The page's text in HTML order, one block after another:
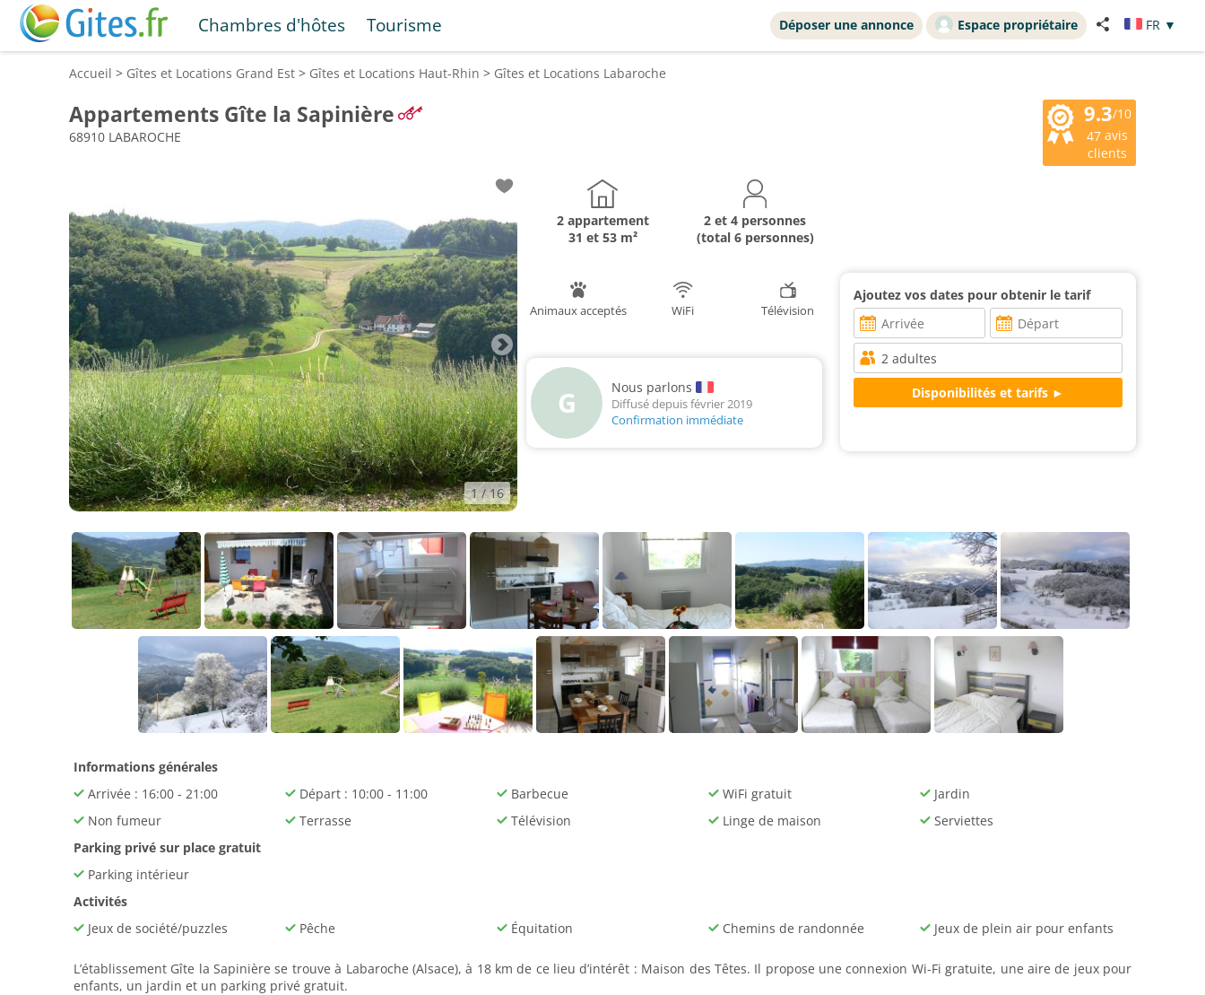
Chambres d'hôtes Tourisme Déposer une annonce Espace propriétaire FR ▼
Accueil > Gîtes et Locations Grand Est > Gîtes et Locations Haut-Rhin > Gîtes et Locations Labaroche
9.3/10
47 avis
clients
Appartements Gîte la Sapinière
68910 LABAROCHE
1/ 16
2 appartement
31 et 53 m²
2 et 4 personnes
(total 6 personnes)
Animaux acceptés WiFi Télévision
Ajoutez vos dates pour obtenir le tarif
G Nous parlons
Diffusé depuis février 2019
Confirmation immédiate
Informations générales
Arrivée : 16:00 - 21:00
Départ : 10:00 - 11:00 Barbecue WiFi gratuit
Jardin
Non fumeur
Terrasse Télévision Linge de maison
Serviettes
Parking privé sur place gratuit
Parking intérieur
Activités
Jeux de société/puzzles
Pêche Équitation Chemins de randonnée Jeux de plein air pour enfants
L’établissement Gîte la Sapinière se trouve à Labaroche (Alsace), à 18 km de ce lieu d’intérêt : Maison des Têtes. Il propose une connexion Wi-Fi gratuite, une aire de jeux pour
enfants, un jardin et un parking privé gratuit.